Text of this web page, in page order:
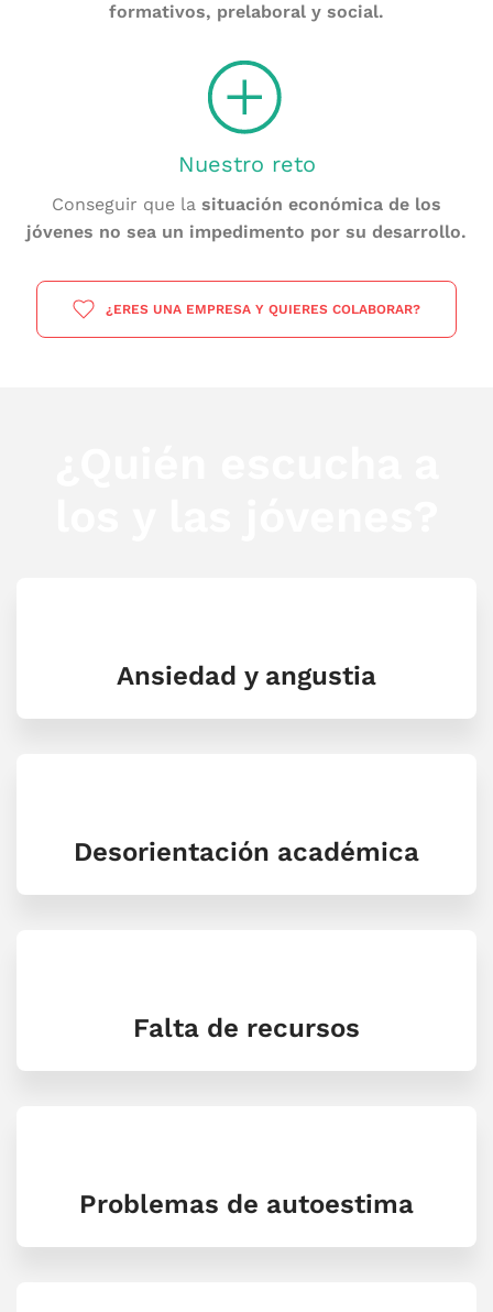
formativos, prelaboral y social.
Nuestro reto
Conseguir que la situación económica de los
jóvenes no sea un impedimento por su desarrollo.
¿ERES UNA EMPRESA Y QUIERES COLABORAR?
Ansiedad y angustia
Desorientación académica
Falta de recursos
Problemas de autoestima